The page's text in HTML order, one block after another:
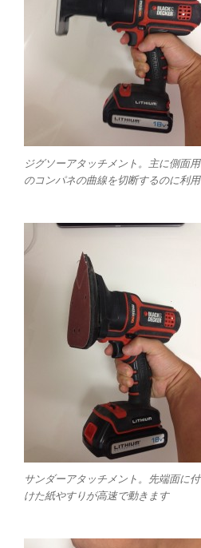
ジグソーアタッチメント。主に側面用
のコンパネの曲線を切断するのに利用
サンダーアタッチメント。先端面に付
けた紙やすりが高速で動きます